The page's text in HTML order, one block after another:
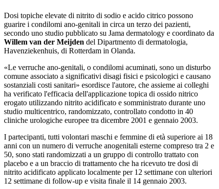
Dosi topiche elevate di nitrito di sodio e acido citrico possono
guarire i condilomi ano-genitali in circa un terzo dei pazienti,
secondo uno studio pubblicato su Jama dermatology e coordinato da
Willem van der Meijden del Dipartmento di dermatologia,
Havenziekenhuis, di Rotterdam in Olanda.
«Le verruche ano-genitali, o condilomi acuminati, sono un disturbo
comune associato a significativi disagi fisici e psicologici e causano
sostanziali costi sanitari» esordisce l'autore, che assieme ai colleghi
ha verificato l'efficacia dell'applicazione topica di ossido nitrico
erogato utilizzando nitrito acidificato e somministrato durante uno
studio multicentrico, randomizzato, controllato condotto in 40
cliniche urologiche europee tra dicembre 2001 e gennaio 2003.
I partecipanti, tutti volontari maschi e femmine di età superiore ai 18
anni con un numero di verruche anogenitali esterne compreso tra 2 e
50, sono stati randomizzati a un gruppo di controllo trattato con
placebo e a un braccio di trattamento che ha ricevuto tre dosi di
nitrito acidificato applicato localmente per 12 settimane con ulteriori
12 settimane di follow-up e visita finale il 14 gennaio 2003.